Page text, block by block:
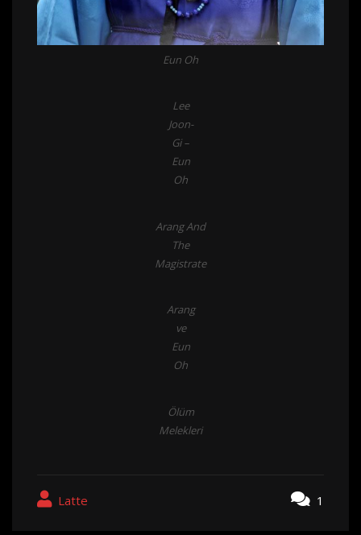
Eun Oh
Lee
Joon-
Gi –
Eun
Oh
Arang And
The
Magistrate
Arang
ve
Eun
Oh
Ölüm
Melekleri
Latte 1